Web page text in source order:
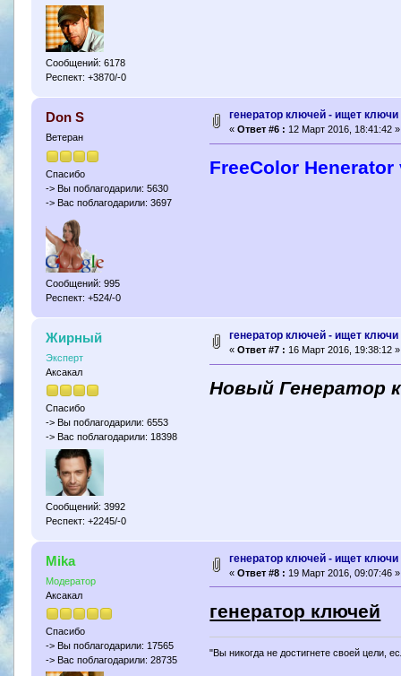
Сообщений: 6178
Респект: +3870/-0
Don S
Ветеран
Спасибо
-> Вы поблагодарили: 5630
-> Вас поблагодарили: 3697
Сообщений: 995
Респект: +524/-0
генератор ключей - ищет ключи
« Ответ #6 : 12 Март 2016, 18:41:42 »
FreeColor
Жирный
Эксперт
Аксакал
Спасибо
-> Вы поблагодарили: 6553
-> Вас поблагодарили: 18398
Сообщений: 3992
Респект: +2245/-0
генератор ключей - ищет ключи
« Ответ #7 : 16 Март 2016, 19:38:12 »
Новый Генератор
Mika
Модератор
Аксакал
Спасибо
-> Вы поблагодарили: 17565
-> Вас поблагодарили: 28735
генератор ключей - ищет ключи
« Ответ #8 : 19 Март 2016, 09:07:46 »
генератор ключей
"Вы никогда не достигнете своей цели,